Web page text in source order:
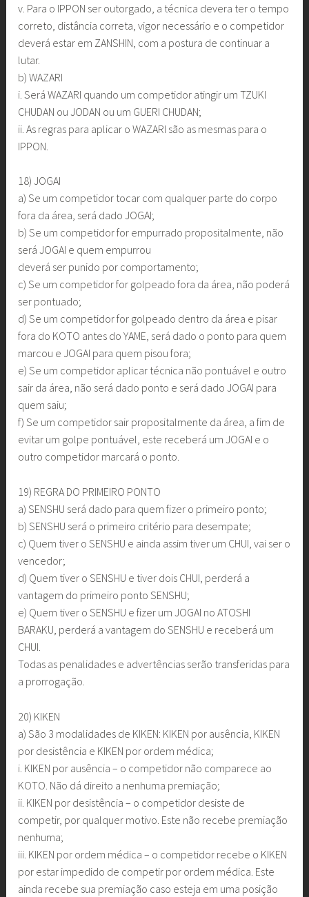
v. Para o IPPON ser outorgado, a técnica devera ter o tempo
correto, distância correta, vigor necessário e o competidor
deverá estar em ZANSHIN, com a postura de continuar a
lutar.
b) WAZARI
i. Será WAZARI quando um competidor atingir um TZUKI
CHUDAN ou JODAN ou um GUERI CHUDAN;
ii. As regras para aplicar o WAZARI são as mesmas para o
IPPON.
18) JOGAI
a) Se um competidor tocar com qualquer parte do corpo
fora da área, será dado JOGAI;
b) Se um competidor for empurrado propositalmente, não
será JOGAI e quem empurrou
deverá ser punido por comportamento;
c) Se um competidor for golpeado fora da área, não poderá
ser pontuado;
d) Se um competidor for golpeado dentro da área e pisar
fora do KOTO antes do YAME, será dado o ponto para quem
marcou e JOGAI para quem pisou fora;
e) Se um competidor aplicar técnica não pontuável e outro
sair da área, não será dado ponto e será dado JOGAI para
quem saiu;
f) Se um competidor sair propositalmente da área, a fim de
evitar um golpe pontuável, este receberá um JOGAI e o
outro competidor marcará o ponto.
19) REGRA DO PRIMEIRO PONTO
a) SENSHU será dado para quem fizer o primeiro ponto;
b) SENSHU será o primeiro critério para desempate;
c) Quem tiver o SENSHU e ainda assim tiver um CHUI, vai ser o
vencedor;
d) Quem tiver o SENSHU e tiver dois CHUI, perderá a
vantagem do primeiro ponto SENSHU;
e) Quem tiver o SENSHU e fizer um JOGAI no ATOSHI
BARAKU, perderá a vantagem do SENSHU e receberá um
CHUI.
Todas as penalidades e advertências serão transferidas para
a prorrogação.
20) KIKEN
a) São 3 modalidades de KIKEN: KIKEN por ausência, KIKEN
por desistência e KIKEN por ordem médica;
i. KIKEN por ausência – o competidor não comparece ao
KOTO. Não dá direito a nenhuma premiação;
ii. KIKEN por desistência – o competidor desiste de
competir, por qualquer motivo. Este não recebe premiação
nenhuma;
iii. KIKEN por ordem médica – o competidor recebe o KIKEN
por estar impedido de competir por ordem médica. Este
ainda recebe sua premiação caso esteja em uma posição